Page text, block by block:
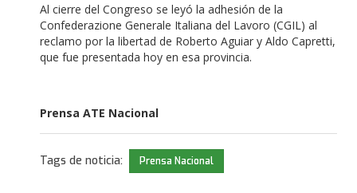
Al cierre del Congreso se leyó la adhesión de la
Confederazione Generale Italiana del Lavoro (CGIL) al
reclamo por la libertad de Roberto Aguiar y Aldo Capretti,
que fue presentada hoy en esa provincia.
Prensa ATE Nacional
Tags de noticia: Prensa Nacional